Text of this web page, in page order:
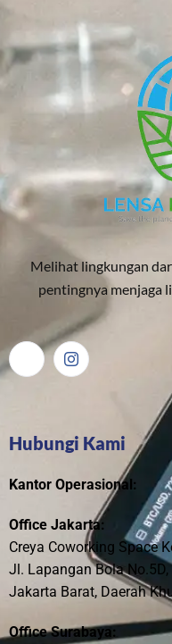
Melihat lingkungan
pentingnya menjaga
Hubungi Kami
Kantor Operasional:
Office Jakarta:
Creya Coworking Space
Jl. Lapangan Bola No.5D,
Jakarta Barat, Daerah
Office Surabaya: